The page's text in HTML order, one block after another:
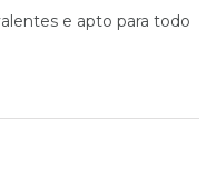
e apto para todo